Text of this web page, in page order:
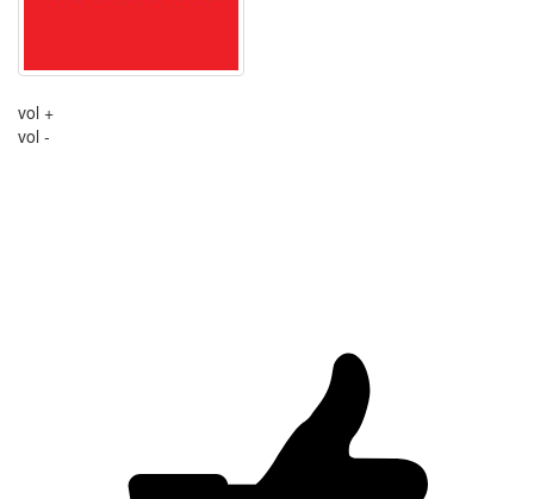
vol +
vol -